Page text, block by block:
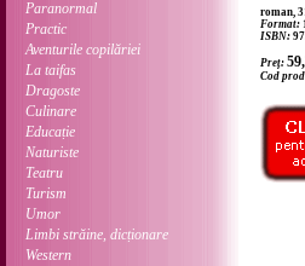
Paranormal
Practic
Aventurile copilăriei
La taifas
Dragoste
Culinare
Educație
Naturiste
Teatru
Turism
Umor
Limbi străine, dicționare
Western
roman,
Format:
ISBN:
Preț:
Cod